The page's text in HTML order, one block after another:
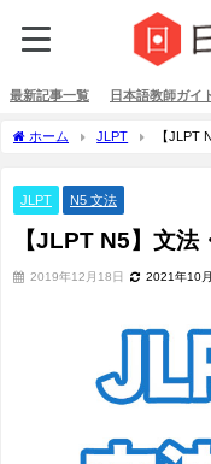
最新記事一覧 日本語教師ガイ
ホーム JLPT 【JLPT
JLPT N5 文法
【JLPT N5】文
2019年12月18日 2021年10